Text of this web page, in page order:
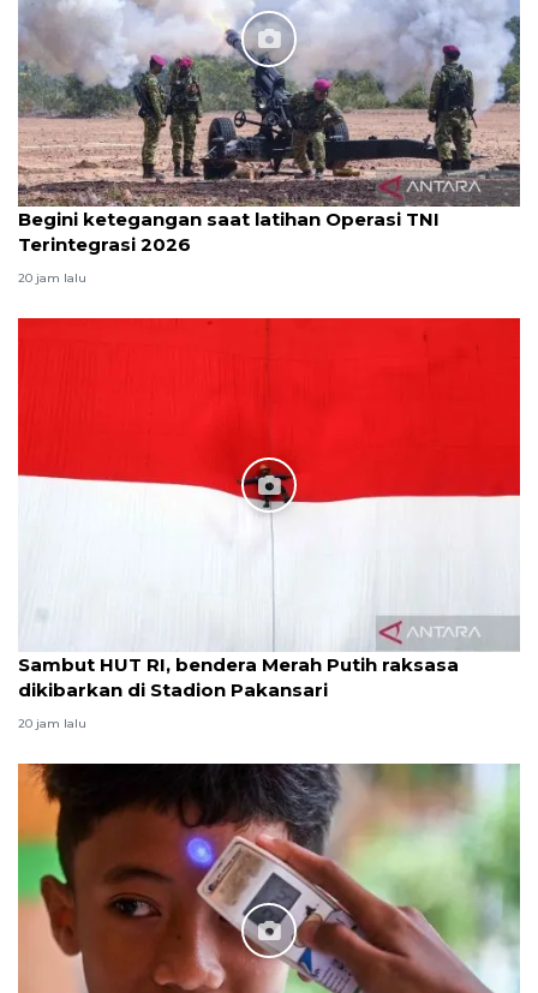
Begini ketegangan saat latihan Operasi TNI
Terintegrasi 2026
20 jam lalu
Sambut HUT RI, bendera Merah Putih raksasa
dikibarkan di Stadion Pakansari
20 jam lalu